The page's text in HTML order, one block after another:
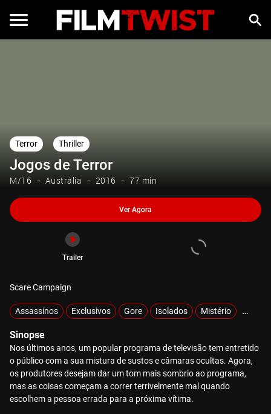
Terror Thriller
Jogos de Terror
M/16 Austrália 2016 77 min
Ver Agora
Trailer
Scare Campaign
Assassinos Exclusivos Gore Isolados Mistério
Sinopse
Nos últimos anos, um popular programa de televisão tem entretido
o público com a sua mistura de sustos e câmaras ocultas. Agora,
os produtores desejam dar um tom mais sombrio ao programa,
mas as coisas começam a correr terrivelmente mal quando
escolhem a pessoa errada para a próxima vítima.